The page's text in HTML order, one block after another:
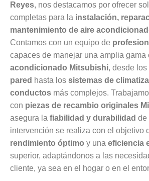
Reyes, nos destacamos por ofrecer
completas para la instalación,
mantenimiento de aire
Contamos con un equipo de
capaces de manejar una amplia gama
acondicionado Mitsubishi, desde los
pared hasta los sistemas de
conductos más complejos.
con piezas de recambio originales
asegura la fiabilidad y durabilidad de
intervención se realiza con el objetivo
rendimiento óptimo y una eficiencia
superior, adaptándonos a las
cliente, ya sea en el hogar o en el